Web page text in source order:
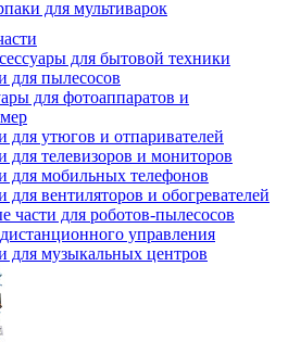
для мультиварок
для бытовой техники
для пылесосов
для фотоаппаратов и
для утюгов и отпаривателей
для телевизоров и мониторов
для мобильных телефонов
для вентиляторов и обогревателей
части для роботов-пылесосов
управления
для музыкальных центров